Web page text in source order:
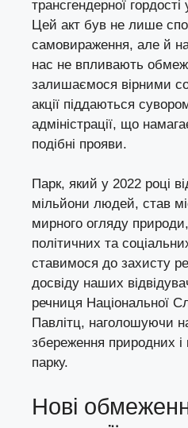
трансгендерної гордості
Цей акт був не лише
самовираження, але й
нас не впливають
залишаємося вірними
акції піддаються
адміністрації, що
подібні прояви.
Парк, який у 2022 році
мільйони людей, став
мирного огляду
політичних та
ставимося до захисту
досвіду наших
речниця Національної
Павлітц, наголошуючи
збереження природних і
парку.
Нові